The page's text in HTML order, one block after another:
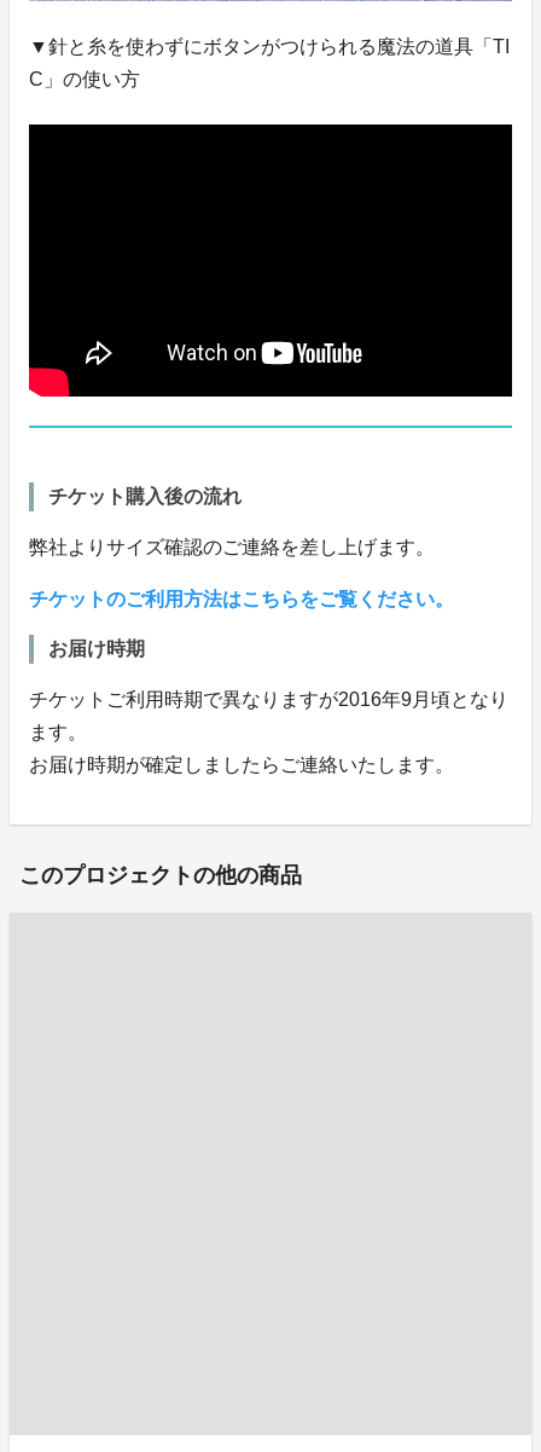
▼針と糸を使わずにボタンがつけられる魔法の道具「TI
C」の使い方
チケット購入後の流れ
弊社よりサイズ確認のご連絡を差し上げます。
チケットのご利用方法はこちらをご覧ください。
お届け時期
チケットご利用時期で異なりますが2016年9月頃となり
ます。
お届け時期が確定しましたらご連絡いたします。
このプロジェクトの他の商品